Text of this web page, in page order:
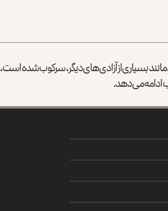
مانند بسیاری از آزادی‌های دیگر، سرکوب شده است،
ادامه می‌دهد.